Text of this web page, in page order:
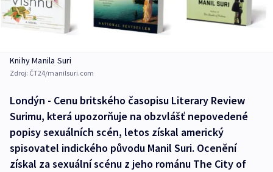
Knihy Manila Suri
Zdroj: ČT24/manilsuri.com
Londýn - Cenu britského časopisu Literary Review
Surimu, která upozorňuje na obzvlášť nepovedené
popisy sexuálních scén, letos získal americký
spisovatel indického původu Manil Suri. Ocenění
získal za sexuální scénu z jeho románu The City of